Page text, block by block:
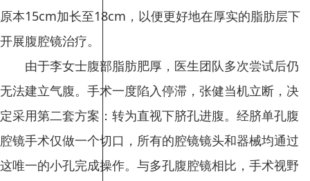
原本15cm加长至18cm，以便更好地在厚实的脂肪层下
开展腹腔镜治疗。
由于李女士腹部脂肪肥厚，医生团队多次尝试后仍
无法建立气腹。手术一度陷入停滞，张健当机立断，决
定采用第二套方案：转为直视下脐孔进腹。经脐单孔腹
腔镜手术仅做一个切口，所有的腔镜镜头和器械均通过
这唯一的小孔完成操作。与多孔腹腔镜相比，手术视野